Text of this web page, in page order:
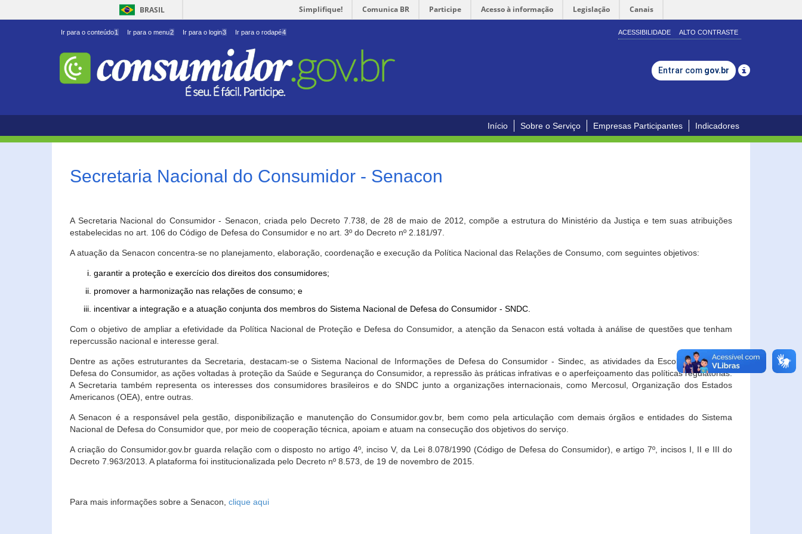
BRASIL Simplifique! Comunica BR Participe Acesso à informação Legislação Canais
Ir para o conteúdo1 Ir para o menu2 Ir para o login3 Ir para o rodapé4 ACESSIBILIDADE ALTO CONTRASTE
Entrar com gov.br
Início Sobre o Serviço Empresas Participantes Indicadores
Secretaria Nacional do Consumidor - Senacon
A Secretaria Nacional do Consumidor - Senacon, criada pelo Decreto 7.738, de 28 de maio de 2012, compõe a estrutura do Ministério da Justiça e tem suas atribuições
estabelecidas no art. 106 do Código de Defesa do Consumidor e no art. 3º do Decreto nº 2.181/97.
A atuação da Senacon concentra-se no planejamento, elaboração, coordenação e execução da Política Nacional das Relações de Consumo, com seguintes objetivos:
garantir a proteção e exercício dos direitos dos consumidores;
promover a harmonização nas relações de consumo; e
incentivar a integração e a atuação conjunta dos membros do Sistema Nacional de Defesa do Consumidor - SNDC.
Com o objetivo de ampliar a efetividade da Política Nacional de Proteção e Defesa do Consumidor, a atenção da Senacon está voltada à análise de questões que tenham
repercussão nacional e interesse geral.
Dentre as ações estruturantes da Secretaria, destacam-se o Sistema Nacional de Informações de Defesa do Consumidor - Sindec, as atividades da Escola Nacional de
Defesa do Consumidor, as ações voltadas à proteção da Saúde e Segurança do Consumidor, a repressão às práticas infrativas e o aperfeiçoamento das políticas regulatórias.
A Secretaria também representa os interesses dos consumidores brasileiros e do SNDC junto a organizações internacionais, como Mercosul, Organização dos Estados
Americanos (OEA), entre outras.
A Senacon é a responsável pela gestão, disponibilização e manutenção do Consumidor.gov.br, bem como pela articulação com demais órgãos e entidades do Sistema
Nacional de Defesa do Consumidor que, por meio de cooperação técnica, apoiam e atuam na consecução dos objetivos do serviço.
A criação do Consumidor.gov.br guarda relação com o disposto no artigo 4º, inciso V, da Lei 8.078/1990 (Código de Defesa do Consumidor), e artigo 7º, incisos I, II e III do
Decreto 7.963/2013. A plataforma foi institucionalizada pelo Decreto nº 8.573, de 19 de novembro de 2015.
Para mais informações sobre a Senacon, clique aqui